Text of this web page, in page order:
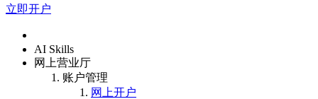
立即开户
AI Skills
网上营业厅
账户管理
网上开户